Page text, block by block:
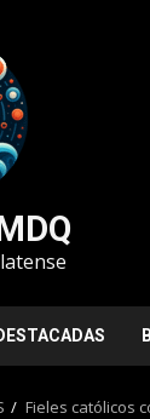
Fieles católicos